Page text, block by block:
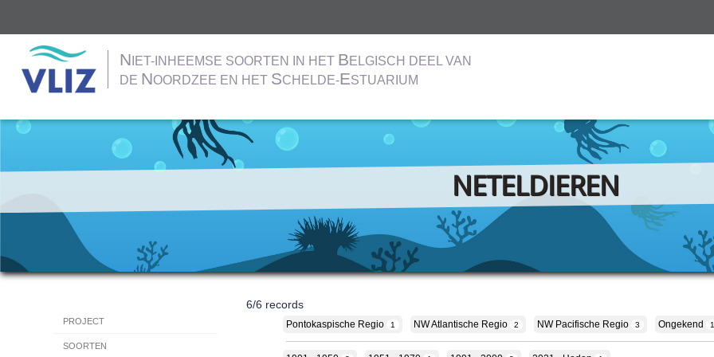
Overslaan
inhoud
N IET-INHEEMSE SOORTEN IN HET B ELGISCH DEEL VAN
DE NOORDZEE EN HET SCHELDE-ESTUARIUM
NETELDIEREN
Hoofdnavigatie
PROJECT
SOORTEN
6/6 records
Pontokaspische Regio 1 NW Atlantische Regio 2 NW Pacifische Regio 3 Ongekend 1